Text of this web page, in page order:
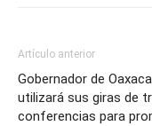
Artículo anterior
Gobernador de
utilizará sus giras de
conferencias para